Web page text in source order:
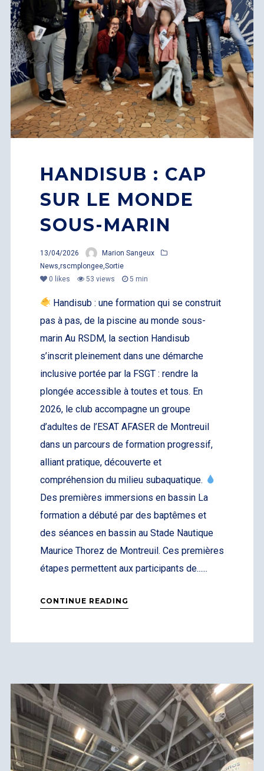
HANDISUB : CAP
SUR LE MONDE
SOUS-MARIN
13/04/2026
Marion Sangeux
News rscmplongee, Sortie
0 likes 53 views 5 min
Handisub : une formation qui se construit
pas à pas, de la piscine au monde sous-
marin Au RSDM, la section Handisub
s’inscrit pleinement dans une démarche
inclusive portée par la FSGT : rendre la
plongée accessible à toutes et tous. En
2026, le club accompagne un groupe
d’adultes de l’ESAT AFASER de Montreuil
dans un parcours de formation progressif,
alliant pratique, découverte et
compréhension du milieu subaquatique.
Des premières immersions en bassin La
formation a débuté par des baptêmes et
des séances en bassin au Stade Nautique
Maurice Thorez de Montreuil. Ces premières
étapes permettent aux participants de......
CONTINUE READING